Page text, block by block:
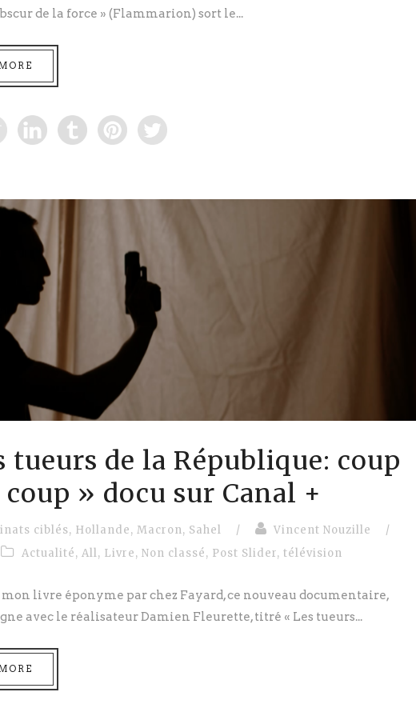
de la force » (Flammarion) sort le...
tueurs de la République: coup
» docu sur Canal +
ciblés, Hollande, Macron, Sahel / Vincent Nouzille
/
Actualité, All, Livre, Non classé, Post Slider, télévision
mon livre éponyme par chez Fayard, ce nouveau documentaire,
avec le réalisateur Damien Fleurette, titré « Les tueurs...